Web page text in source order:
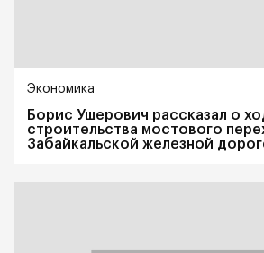
Экономика
Борис Ушерович рассказал о
строительства мостового
Забайкальской железной